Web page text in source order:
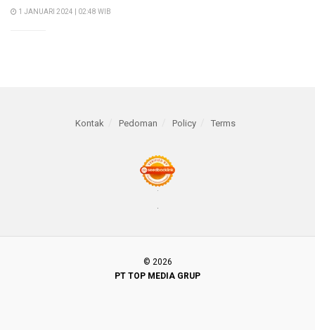
1 JANUARI 2024 | 02:48 WIB
Kontak Pedoman Policy Terms
© 2026
PT TOP MEDIA GRUP